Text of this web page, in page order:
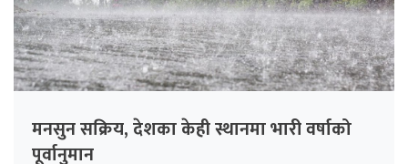
मनसुन सक्रिय, देशका केही स्थानमा भारी वर्षाको
पूर्वानुमान